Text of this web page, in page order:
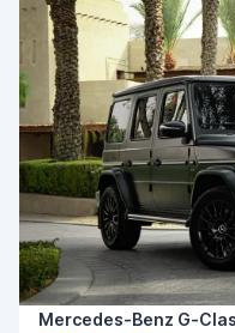
Mercedes-Benz G-